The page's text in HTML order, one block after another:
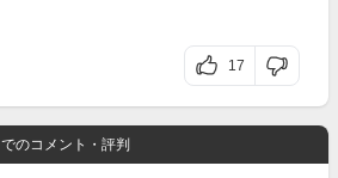
17
でのコメント・評判